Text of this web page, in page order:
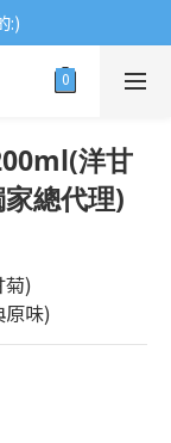
品牌
:)
質品牌
洋甘
總代理)
菊)
味)